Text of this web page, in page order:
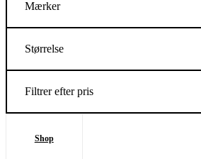
Mærker
Størrelse
Filtrer efter pris
Shop